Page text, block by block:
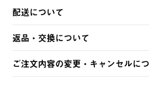
以下のいずれかの方法でお支払い
・クレジットカード決済
・コンビニ決済
・Pay-easy決済
配送について
【発送スケジュール】
ご注文・ご入金完了より2営業日以
土日祝の発送はございませんので
の発送となる場合がございます。
返品・交換について
※お客様都合の場合
ご注文内容の変更・キャンセルに